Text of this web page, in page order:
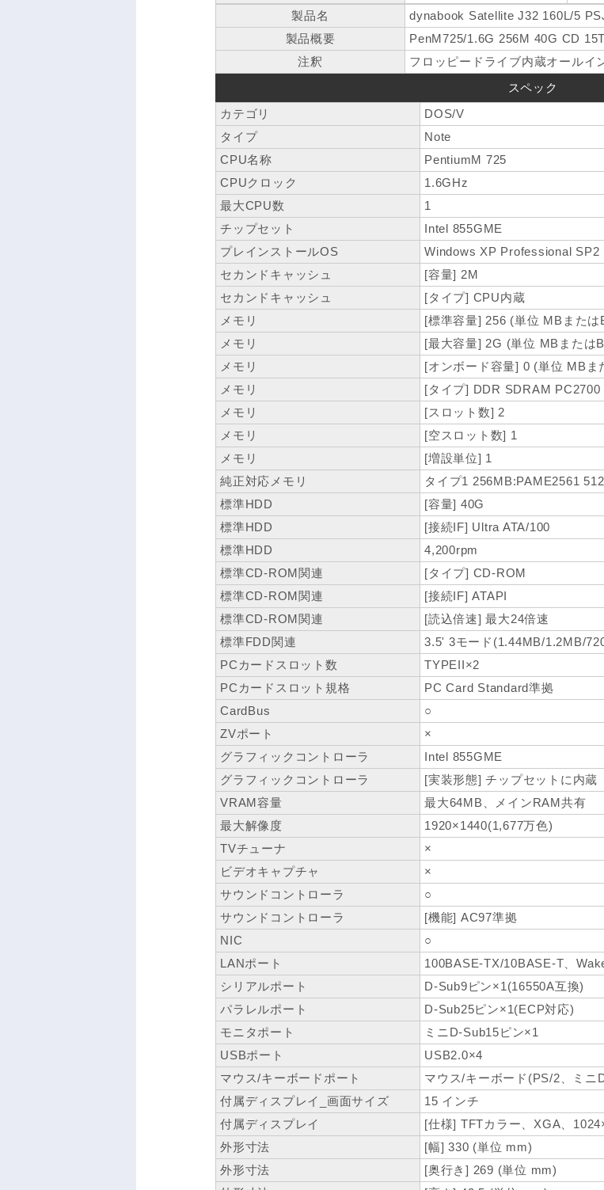
製品名
dynabook Satellite J32 160L/5
製品概要
PenM725/1.6G 256M 40G CD
注釈
フロッピードライブ内蔵オールイ
スペック
カテゴリ
DOS/V
タイプ
Note
CPU名称
PentiumM 725
CPUクロック
1.6GHz
最大CPU数
1
チップセット
Intel 855GME
プレインストールOS
Windows XP Professional SP2
セカンドキャッシュ
[容量] 2M
セカンドキャッシュ
[タイプ] CPU内蔵
メモリ
[標準容量] 256 (単位 MBまたは
メモリ
[最大容量] 2G (単位 MBまたは
メモリ
[オンボード容量] 0 (単位 MBま
メモリ
[タイプ] DDR SDRAM PC2700
メモリ
[スロット数] 2
メモリ
[空スロット数] 1
メモリ
[増設単位] 1
純正対応メモリ
タイプ1 256MB:PAME2561
標準HDD
[容量] 40G
標準HDD
[接続IF] Ultra ATA/100
標準HDD
4,200rpm
標準CD-ROM関連
[タイプ] CD-ROM
標準CD-ROM関連
[接続IF] ATAPI
標準CD-ROM関連
[読込倍速] 最大24倍速
標準FDD関連
3.5' 3モード(1.44MB/1.2MB/
PCカードスロット数
TYPEII×2
PCカードスロット規格
PC Card Standard準拠
CardBus
○
ZVポート
×
グラフィックコントローラ
Intel 855GME
グラフィックコントローラ
[実装形態] チップセットに内蔵
VRAM容量
最大64MB、メインRAM共有
最大解像度
1920×1440(1,677万色)
TVチューナ
×
ビデオキャプチャ
×
サウンドコントローラ
○
サウンドコントローラ
[機能] AC97準拠
NIC
○
LANポート
100BASE-TX/10BASE-T、
シリアルポート
D-Sub9ピン×1(16550A互換)
パラレルポート
D-Sub25ピン×1(ECP対応)
モニタポート
ミニD-Sub15ピン×1
USBポート
USB2.0×4
マウス/キーボードポート
マウス/キーボード(PS/2、ミニ
付属ディスプレイ_画面サイズ
15 インチ
付属ディスプレイ
[仕様] TFTカラー、XGA、
外形寸法
[幅] 330 (単位 mm)
外形寸法
[奥行き] 269 (単位 mm)